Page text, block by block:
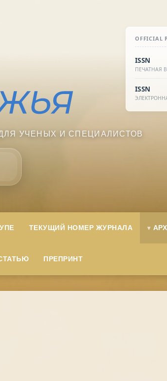
OFFICIAL
ISSN
ПЕЧАТНАЯ
ISSN
УЧЕНЫХ И СПЕЦИАЛИСТОВ
ТЕКУЩИЙ НОМЕР ЖУРНАЛА
ПРЕПРИНТ